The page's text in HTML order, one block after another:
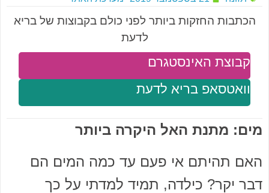
הכתבות החזקות ביותר לפני כולם בקבוצות של בריא
לדעת
וואטסאפ בריא לדעת
קבוצת האינסטגרם
מים: מתנת האל היקרה ביותר
האם תהיתם אי פעם עד כמה המים הם
דבר יקר? כילדה, תמיד למדתי על כך